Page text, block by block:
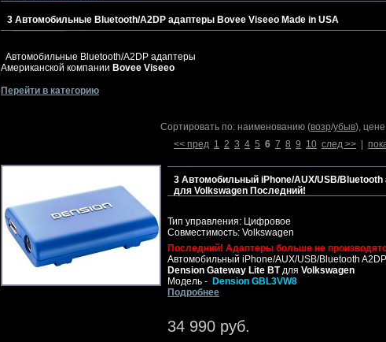
3 Автомобильные Bluetooth/A2DP адаптеры Bovee Viseeo Made in USA
Автомобильные Bluetooth/A2DP адаптеры
Американской компании Bovee Viseeo
Перейти в категорию
Сортировать по: наименованию (возр/убыв),
<< пред 1 2 3 4 5 6 7 8 9 10 след >>
3 Автомобильный iPhone/AUX/USB/
для Volkswagen Последний!
Тип управления: Цифровое
Совместимость: Volkswagen
Последний! Адаптеры больше не
Автомобильный iPhone/AUX/USB/Bluetooth
Dension Gateway Lite BTдля Volkswagen
Модель - Dension GBL3VW8
Подробнее
34 990 руб.